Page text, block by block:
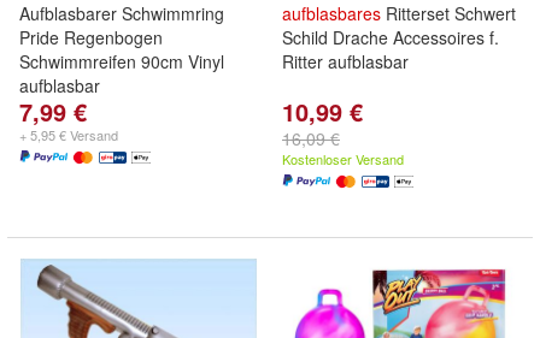
Aufblasbarer Schwimmring
Pride Regenbogen
Schwimmreifen 90cm Vinyl
aufblasbar
7,99 €
+ 5,95 € Versand
aufblasbares Ritterset Schwert
Schild Drache Accessoires f.
Ritter aufblasbar
10,99 €
16,09 €
Kostenloser Versand